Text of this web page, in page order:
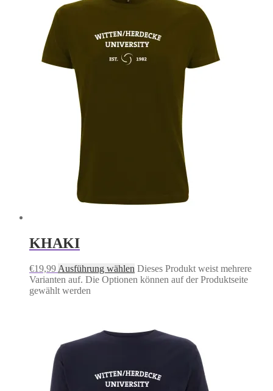
KHAKI
€19,99Ausführung wählen Dieses Produkt weist mehrere
Varianten auf. Die Optionen können auf der Produktseite
gewählt werden